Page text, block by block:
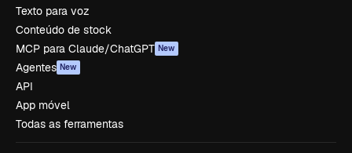
Texto para voz
Conteúdo de stock
MCP para Claude/ChatGPT New
Agentes New
API
App móvel
Todas as ferramentas